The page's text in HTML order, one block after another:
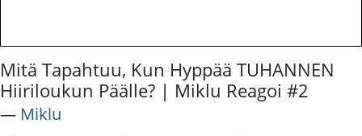
Mitä Tapahtuu, Kun Hyppää TUHANNEN
Hiiriloukun Päälle? | Miklu Reagoi #2
― Miklu